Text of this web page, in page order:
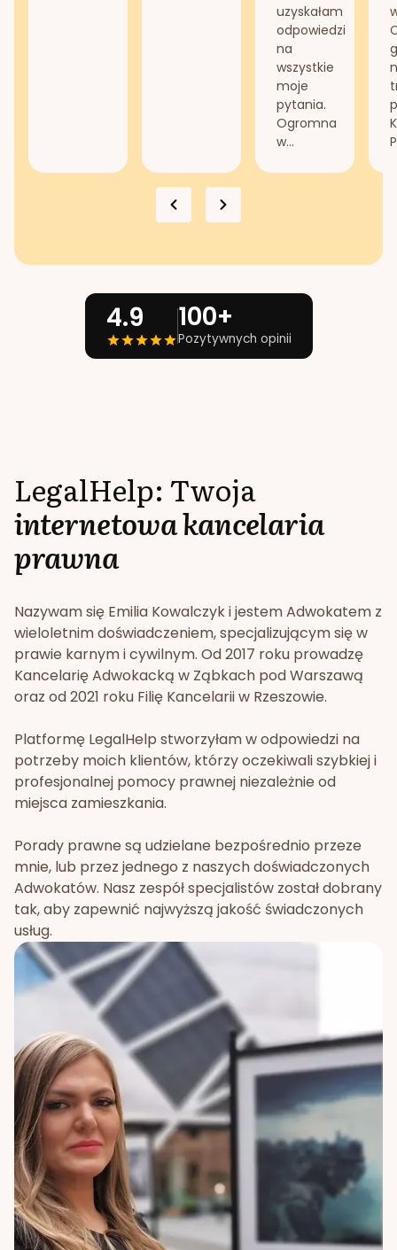
uzyskałam
odpowiedzi
na
wszystkie
moje
pytania.
Ogromna
w...
4.9 100+
Pozytywnych opinii
LegalHelp: Twoja
internetowa kancelaria
prawna
Nazywam się Emilia Kowalczyk i jestem Adwokatem z
wieloletnim doświadczeniem, specjalizującym się w
prawie karnym i cywilnym. Od 2017 roku prowadzę
Kancelarię Adwokacką w Ząbkach pod Warszawą
oraz od 2021 roku Filię Kancelarii w Rzeszowie.
Platformę LegalHelp stworzyłam w odpowiedzi na
potrzeby moich klientów, którzy oczekiwali szybkiej i
profesjonalnej pomocy prawnej niezależnie od
miejsca zamieszkania.
Porady prawne są udzielane bezpośrednio przeze
mnie, lub przez jednego z naszych doświadczonych
Adwokatów. Nasz zespół specjalistów został dobrany
tak, aby zapewnić najwyższą jakość świadczonych
usług.